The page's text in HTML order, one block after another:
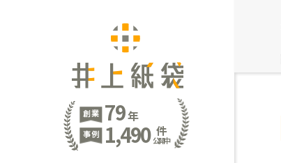
創業 79年
事例 1,490 件
公開中